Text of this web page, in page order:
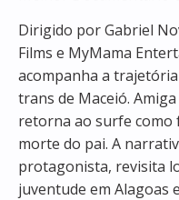
Dirigido por Gabriel
Films e MyMama
acompanha a
trans de Maceió.
retorna ao surfe como
morte do pai. A
protagonista, revisita
juventude em Alagoas